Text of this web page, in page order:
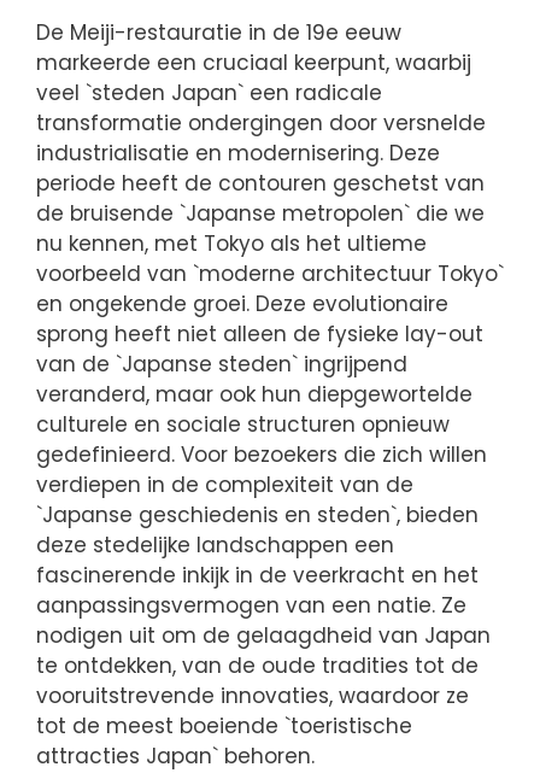
De Meiji-restauratie in de 19e eeuw
markeerde een cruciaal keerpunt, waarbij
veel `steden Japan` een radicale
transformatie ondergingen door versnelde
industrialisatie en modernisering. Deze
periode heeft de contouren geschetst van
de bruisende `Japanse metropolen` die we
nu kennen, met Tokyo als het ultieme
voorbeeld van `moderne architectuur Tokyo`
en ongekende groei. Deze evolutionaire
sprong heeft niet alleen de fysieke lay-out
van de `Japanse steden` ingrijpend
veranderd, maar ook hun diepgewortelde
culturele en sociale structuren opnieuw
gedefinieerd. Voor bezoekers die zich willen
verdiepen in de complexiteit van de
`Japanse geschiedenis en steden`, bieden
deze stedelijke landschappen een
fascinerende inkijk in de veerkracht en het
aanpassingsvermogen van een natie. Ze
nodigen uit om de gelaagdheid van Japan
te ontdekken, van de oude tradities tot de
vooruitstrevende innovaties, waardoor ze
tot de meest boeiende `toeristische
attracties Japan` behoren.